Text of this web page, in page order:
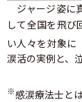
ジャージ姿に
して全国を飛び
い人々を対象に
涙活の実例と、
※感涙療法士と